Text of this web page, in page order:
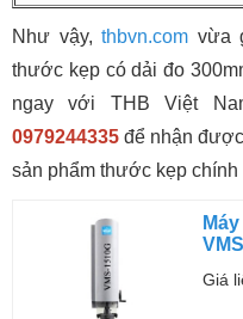
Như vậy, thbvn.com vừa
thước kẹp có dải đo
ngay với THB Việt
0979244335 để nhận
sản phẩm thước kẹp chính
Giá